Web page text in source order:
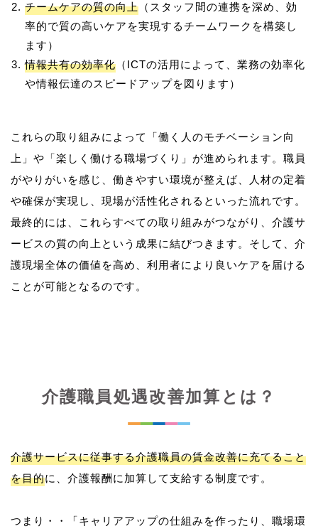
チームケアの質の向上 （スタッフ間の連携を深め、効
率的で質の高いケアを実現するチームワークを構築し
ます）
情報共有の効率化 （ICTの活用によって、業務の効率化
や情報伝達のスピードアップを図ります）
これらの取り組みによって「働く人のモチベーション向
上」や「楽しく働ける職場づくり」が進められます。職員
がやりがいを感じ、働きやすい環境が整えば、人材の定着
や確保が実現し、現場が活性化されるといった流れです。
最終的には、これらすべての取り組みがつながり、介護サ
ービスの質の向上という成果に結びつきます。そして、介
護現場全体の価値を高め、利用者により良いケアを届ける
介護職員処遇改善加算とは？
介護サービスに従事する介護職員の賃金改善に充てること
を目的に、介護報酬に加算して支給する制度です。
つまり・・「キャリアアップの仕組みを作ったり、職場環